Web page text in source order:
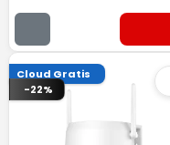
Cloud Gratis
-22%